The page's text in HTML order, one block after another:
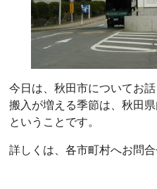
今日は、秋田市についてお
搬入が増える季節は、秋田
ということです。
詳しくは、各市町村へお問合